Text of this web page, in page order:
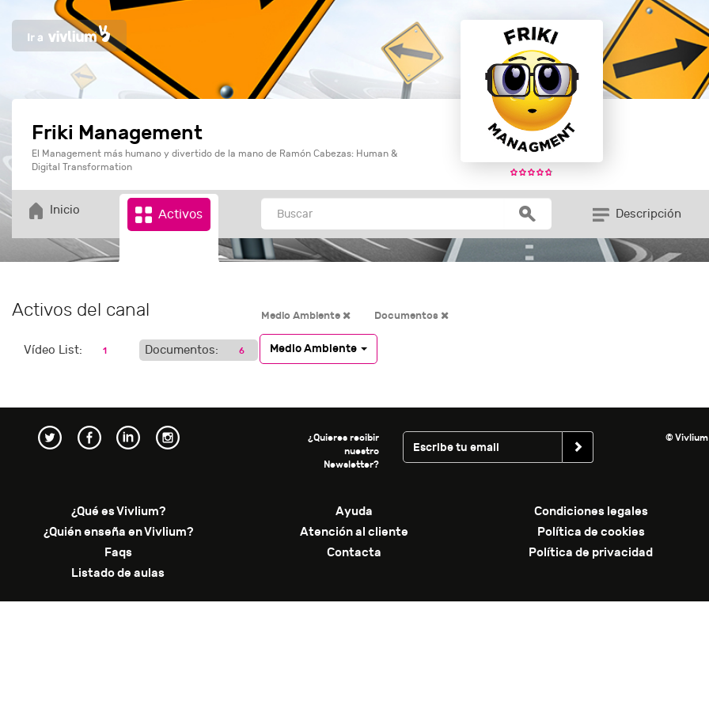
Friki Management
El Management más humano y divertido de la mano de Ramón Cabezas: Human &
Digital Transformation
Inicio Activos Descripción
Activos del canal Documentos
Medio Ambiente
Vídeo List: 1 Documentos: 6 Medio Ambiente
¿Quieres recibir
nuestro
Newsletter?
© Vivlium
¿Qué es Vivlium? Ayuda
Condiciones legales
¿Quién enseña en Vivlium?
Atención al cliente
Política de cookies
Faqs
Contacta
Política de privacidad
Listado de aulas